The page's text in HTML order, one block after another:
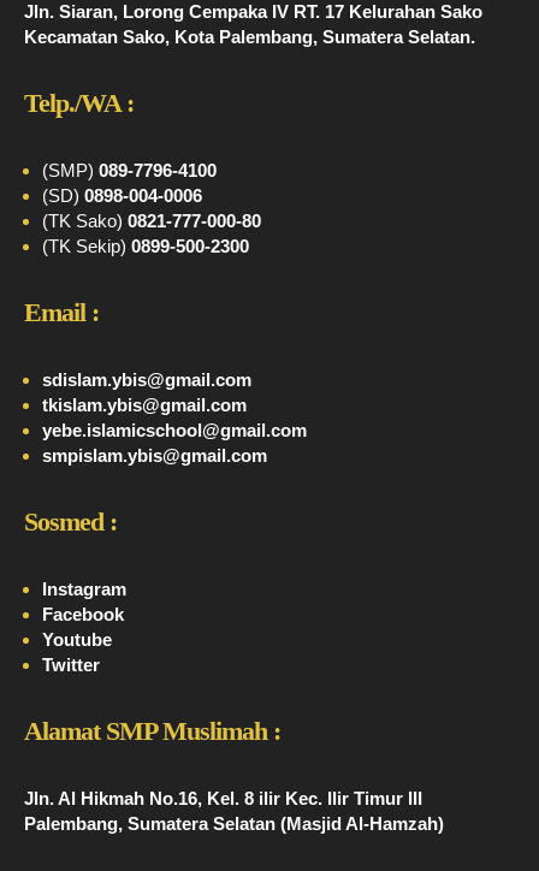
Jln. Siaran, Lorong Cempaka IV RT. 17 Kelurahan Sako
Kecamatan Sako, Kota Palembang, Sumatera Selatan.
Telp./WA :
(SMP) 089-7796-4100
(SD) 0898-004-0006
(TK Sako) 0821-777-000-80
(TK Sekip) 0899-500-2300
Email :
sdislam.ybis@gmail.com
tkislam.ybis@gmail.com
yebe.islamicschool@gmail.com
smpislam.ybis@gmail.com
Sosmed :
Instagram
Facebook
Youtube
Twitter
Alamat SMP Muslimah :
Jln. Al Hikmah No.16, Kel. 8 ilir Kec. Ilir Timur III
Palembang, Sumatera Selatan (Masjid Al-Hamzah)